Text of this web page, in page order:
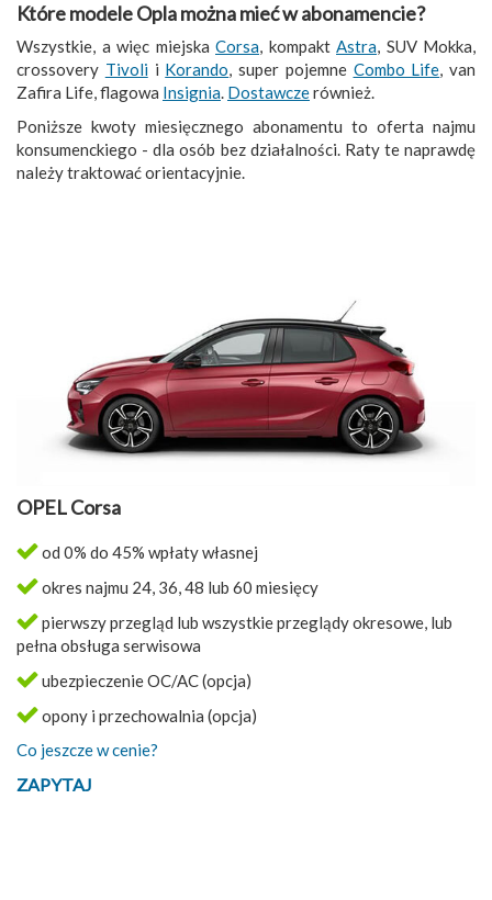
Które modele Opla można mieć w abonamencie?
Wszystkie, a więc miejska Corsa, kompakt Astra, SUV Mokka,
crossovery Tivolii Korando, super pojemne Combo Life, van
Zafira Life, flagowa Insignia. Dostawczerównież.
Poniższe kwoty miesięcznego abonamentu to oferta najmu
konsumenckiego - dla osób bez działalności. Raty te naprawdę
należy traktować orientacyjnie.
OPEL Corsa
od 0% do 45% wpłaty własnej
okres najmu 24, 36, 48 lub 60 miesięcy
pierwszy przegląd lub wszystkie przeglądy okresowe, lub
pełna obsługa serwisowa
ubezpieczenie OC/AC (opcja)
opony i przechowalnia (opcja)
Co jeszcze w cenie?
ZAPYTAJ